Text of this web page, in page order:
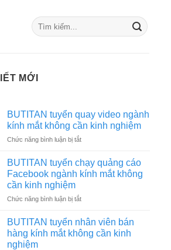
MỚI
BUTITAN tuyển quay video ngành
kính mắt không cần kinh nghiệm
Chức năng bình luận bị tắtở
tuyển
quay
video
kính
không
cần
kinh
BUTITAN tuyển chạy quảng cáo
Facebook ngành kính mắt không
cần kinh nghiệm
Chức năng bình luận bị tắtở
tuyển
chạy
quảng
BUTITAN tuyển nhân viên bán
hàng kính mắt không cần kinh
nghiệm